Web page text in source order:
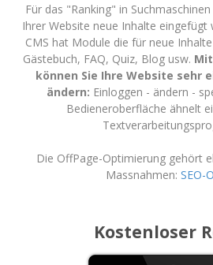
Für das "Ranking" in
Ihrer Website neue Inhalte
CMS hat Module die für neue
Gästebuch, FAQ, Quiz, Blog usw.
können Sie Ihre Website sehr
ändern: Einloggen - ändern -
Bedieneroberfläche ähnelt
Die OffPage-Optimierung gehört
Massnahmen: SEO-
Kostenloser